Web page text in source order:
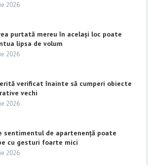
2026
purtată mereu în același loc poate
lipsa de volum
2026
verificat înainte să cumperi obiecte
vechi
2026
sentimentul de apartenență poate
cu gesturi foarte mici
2026